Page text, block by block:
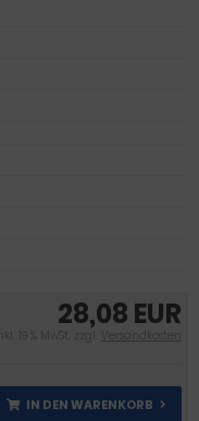
28,08 EUR
inkl. 19 % MwSt. zzgl. Versandkosten
IN DEN WARENKORB